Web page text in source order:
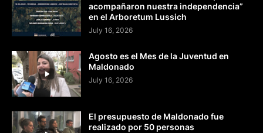
acompañaron nuestra independencia”
en el Arboretum Lussich
July 16, 2026
Agosto es el Mes de la Juventud en
Maldonado
July 16, 2026
El presupuesto de Maldonado fue
realizado por 50 personas